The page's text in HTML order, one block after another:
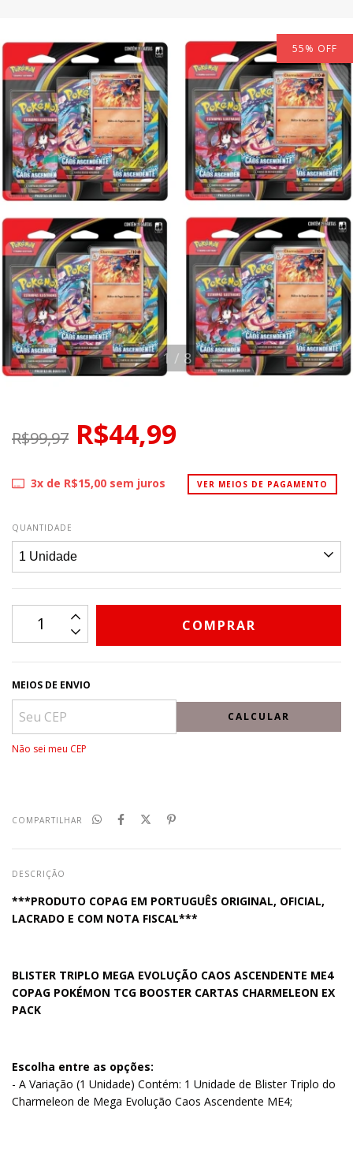
55% OFF
1 / 8
R$99,97 R$44,99
3x de R$15,00sem juros VER MEIOS DE PAGAMENTO
QUANTIDADE
MEIOS DE ENVIO
CALCULAR
Não sei meu CEP
COMPARTILHAR
DESCRIÇÃO
***PRODUTO COPAG EM PORTUGUÊS ORIGINAL, OFICIAL,
LACRADO E COM NOTA FISCAL***
BLISTER TRIPLO MEGA EVOLUÇÃO CAOS ASCENDENTE ME4
COPAG POKÉMON TCG BOOSTER CARTAS CHARMELEON EX
PACK
Escolha entre as opções:
- A Variação (1 Unidade) Contém: 1 Unidade de Blister Triplo do
Charmeleon de Mega Evolução Caos Ascendente ME4;